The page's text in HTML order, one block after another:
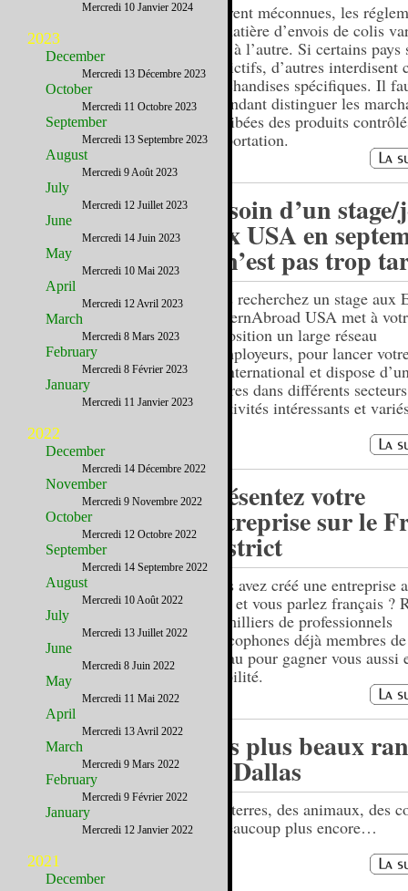
Souvent méconnues, les
en matière d’envois de colis
pays à l’autre. Si certains
restrictifs, d’autres interdisent
marchandises spécifiques. Il
cependant distinguer les
prohibées des produits
l’exportation.
Besoin d’un
aux USA en
Il n’est pas trop
Vous recherchez un stage aux
? InternAbroad USA met à
disposition un large réseau
d’employeurs, pour lancer
à l’international et dispose
d'offres dans différents secteurs
d’activités intéressants et
Présentez votre
entreprise sur le
District
Vous avez créé une entreprise
Unis et vous parlez français ?
les milliers de professionnels
francophones déjà membres
réseau pour gagner vous aussi
visibilité.
Les plus beaux
de Dallas
Des terres, des animaux, des
et beaucoup plus encore…
Mercredi 10 Janvier 2024
2023
December
Mercredi 13 Décembre 2023
October
Mercredi 11 Octobre 2023
September
Mercredi 13 Septembre 2023
August
Mercredi 9 Août 2023
July
Mercredi 12 Juillet 2023
June
Mercredi 14 Juin 2023
May
Mercredi 10 Mai 2023
April
Mercredi 12 Avril 2023
March
Mercredi 8 Mars 2023
February
Mercredi 8 Février 2023
January
Mercredi 11 Janvier 2023
2022
December
Mercredi 14 Décembre 2022
November
Mercredi 9 Novembre 2022
October
Mercredi 12 Octobre 2022
September
Mercredi 14 Septembre 2022
August
Mercredi 10 Août 2022
July
Mercredi 13 Juillet 2022
June
Mercredi 8 Juin 2022
May
Mercredi 11 Mai 2022
April
Mercredi 13 Avril 2022
March
Mercredi 9 Mars 2022
February
Mercredi 9 Février 2022
January
Mercredi 12 Janvier 2022
2021
December